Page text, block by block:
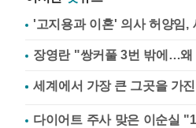
'고지용과 이혼' 의사 허양임,
장영란 "쌍커풀 3번 밖에…왜
다이어트 주사 맞은 이순실